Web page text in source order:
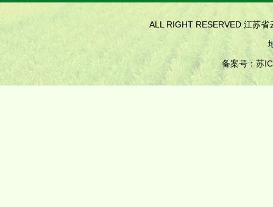
ALL RIGHT RESERVED 江苏
备案号：苏